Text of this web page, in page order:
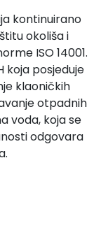
kontinuirano
okoliša i
ISO 14001.
koja posjeduje
klaoničkih
otpadnih
voda, koja se
odgovara